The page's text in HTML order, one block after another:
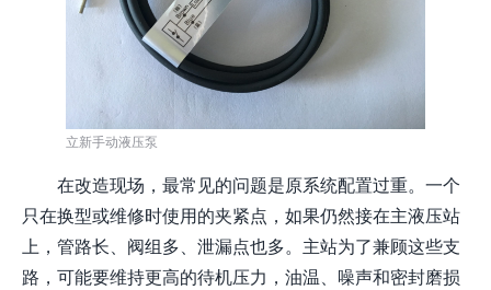
立新手动液压泵
在改造现场，最常见的问题是原系统配置过重。一个
只在换型或维修时使用的夹紧点，如果仍然接在主液压站
上，管路长、阀组多、泄漏点也多。主站为了兼顾这些支
路，可能要维持更高的待机压力，油温、噪声和密封磨损